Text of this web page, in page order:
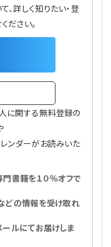
、詳しく知りたい・登
ださい。
に関する無料登録の
ンダーがお読みいた
書籍を１０％オフで
どの情報を受け取れ
ルにてお届けしま